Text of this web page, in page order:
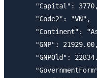
      "Capital": 3770,
      "Code2": "VN",
"Continent":
      "GNP": 21929.00,
"GNPOld":